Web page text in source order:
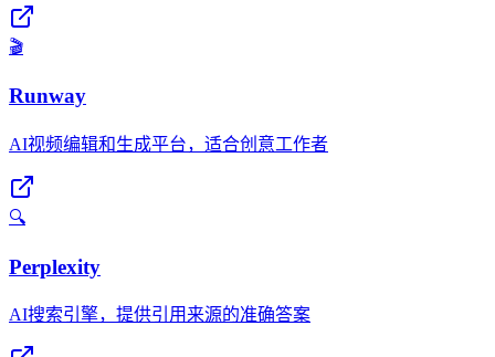
🎬
Runway
AI视频编辑和生成平台，适合创意工作者
🔍
Perplexity
AI搜索引擎，提供引用来源的准确答案